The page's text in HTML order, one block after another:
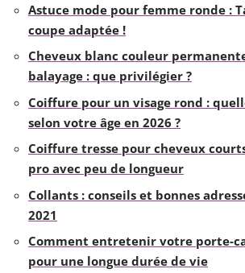
Astuce mode pour femme ronde :
coupe adaptée !
Cheveux blanc couleur
balayage : que privilégier ?
Coiffure pour un visage rond :
selon votre âge en 2026 ?
Coiffure tresse pour cheveux
pro avec peu de longueur
Collants : conseils et bonnes
2021
Comment entretenir votre porte-
pour une longue durée de vie